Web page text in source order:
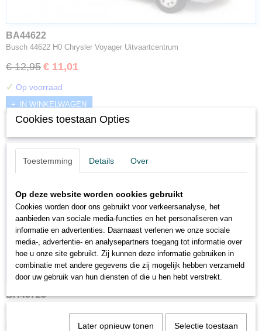
BA44622
Busch 44622 H0 Chrysler Voyager Uitvaartcentrum
€ 12,95 € 11,01
✓ Op voorraad
IN WINKELWAGEN
BA45723
€ 12,95
Cookies toestaan Opties
Toestemming Details Over
Op deze website worden cookies gebruikt
Cookies worden door ons gebruikt voor verkeersanalyse, het
aanbieden van sociale media-functies en het personaliseren van
informatie en advertenties. Daarnaast verlenen we onze sociale
media-, advertentie- en analysepartners toegang tot informatie over
hoe u onze site gebruikt. Zij kunnen deze informatie gebruiken in
combinatie met andere gegevens die zij mogelijk hebben verzameld
door uw gebruik van hun diensten of die u hen hebt verstrekt.
Later opnieuw tonen Selectie toestaan